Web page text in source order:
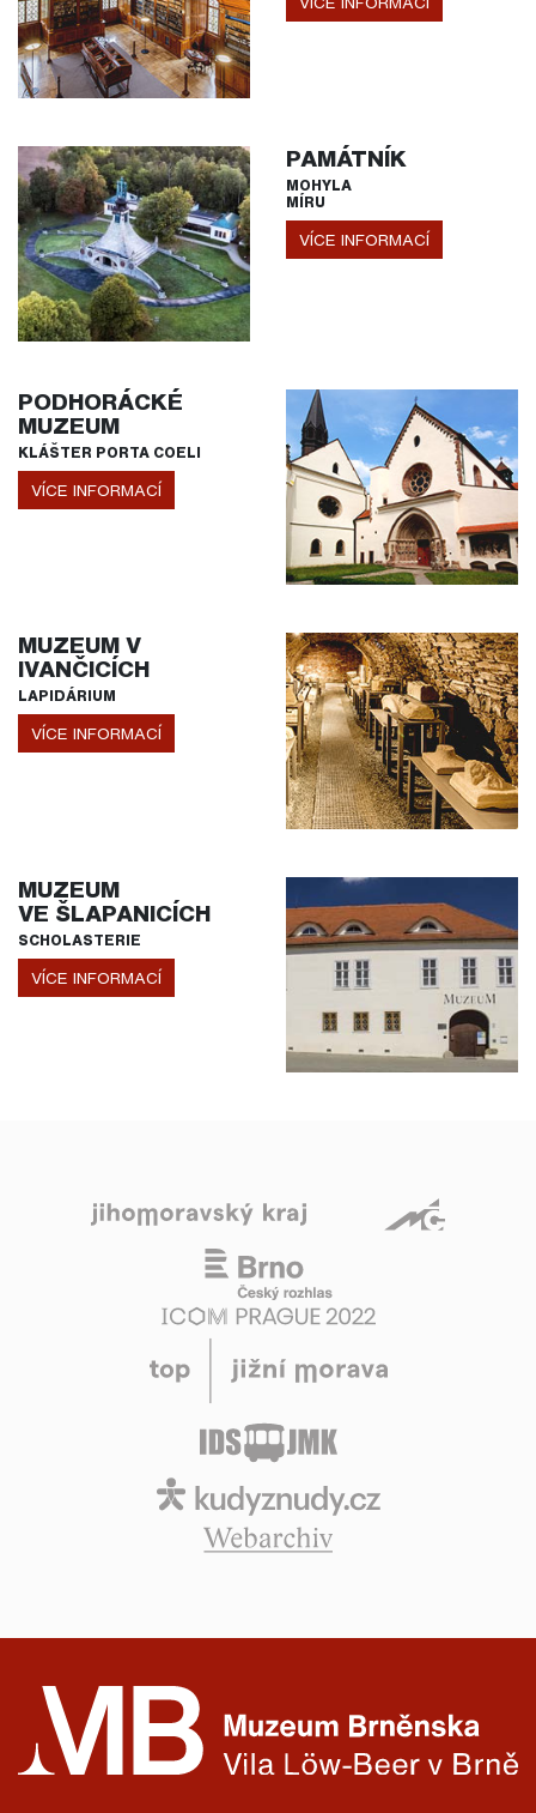
PAMÁTNÍK
MOHYLA
MÍRU
VÍCE INFORMACÍ
PODHORÁCKÉ
MUZEUM
KLÁŠTER PORTA COELI
VÍCE INFORMACÍ
MUZEUM V
IVANČICÍCH
LAPIDÁRIUM
VÍCE INFORMACÍ
MUZEUM
VE ŠLAPANICÍCH
SCHOLASTERIE
VÍCE INFORMACÍ